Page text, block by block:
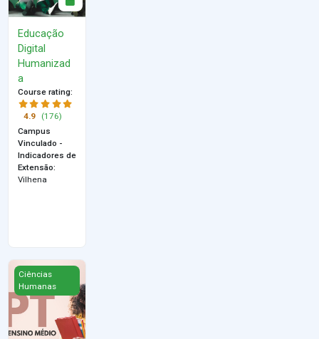
Educação
Digital
Humanizad
a
Course rating:
4.9
(176)
Campus
Vinculado -
Indicadores de
Extensão:
Vilhena
Educação Profissional e Tecnológica e o Novo Ensino Médio
Ciências
Humanas